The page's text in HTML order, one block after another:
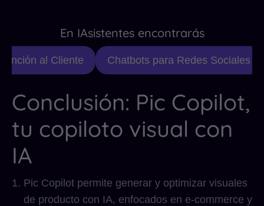
En IAsistentes encontrarás
al Cliente Chatbots para Redes Sociales
Conclusión: Pic Copilot,
tu copiloto visual con
IA
Pic Copilot permite generar y optimizar visuales
de producto con IA, enfocados en e-commerce y